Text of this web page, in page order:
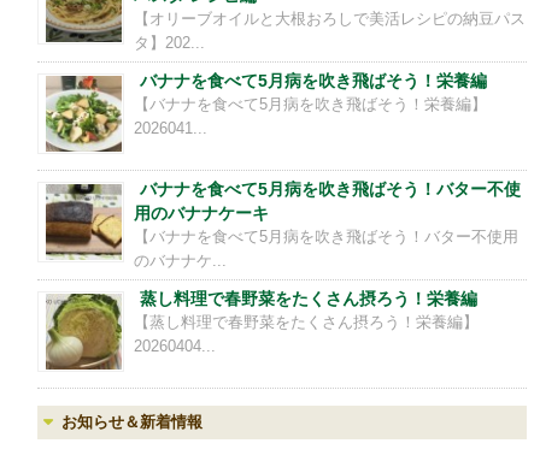
【オリーブオイルと大根おろしで美活レシピの納豆パス
タ】202...
バナナを食べて5月病を吹き飛ばそう！栄養編
【バナナを食べて5月病を吹き飛ばそう！栄養編】
2026041...
バナナを食べて5月病を吹き飛ばそう！バター不使
用のバナナケーキ
【バナナを食べて5月病を吹き飛ばそう！バター不使用
のバナナケ...
蒸し料理で春野菜をたくさん摂ろう！栄養編
【蒸し料理で春野菜をたくさん摂ろう！栄養編】
20260404...
お知らせ＆新着情報